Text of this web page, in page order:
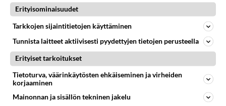
hyvänä.
Äänestä Kommentoi
2024-02-29 19:53:19
++++
Äänestä Kommentoi
Erityisominaisuudet
Tarkkojen sijaintitietojen käyttäminen
Tunnista laitteet aktiivisesti pyydettyjen tietojen perusteella
Erityiset tarkoitukset
Tietoturva, väärinkäytösten ehkäiseminen ja virheiden
korjaaminen
Mainonnan ja sisällön tekninen jakelu